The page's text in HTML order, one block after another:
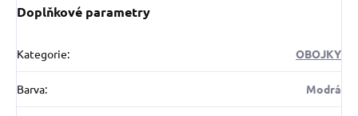
Doplňkové parametry
Kategorie: OBOJKY
Barva: Modrá